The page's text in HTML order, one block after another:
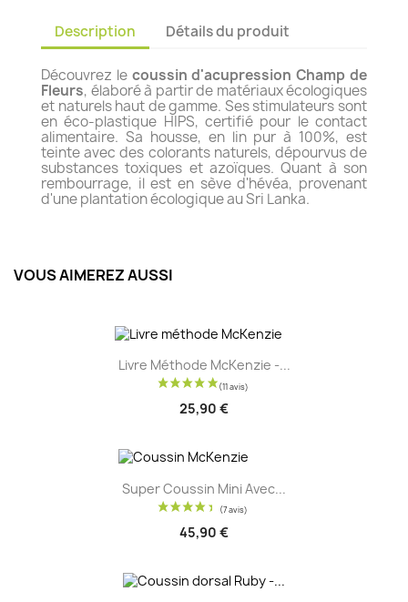
Description Détails du produit
Découvrez le coussin d'acupression Champ de
Fleurs, élaboré à partir de matériaux écologiques
et naturels haut de gamme. Ses stimulateurs sont
en éco-plastique HIPS, certifié pour le contact
alimentaire. Sa housse, en lin pur à 100%, est
teinte avec des colorants naturels, dépourvus de
substances toxiques et azoïques. Quant à son
rembourrage, il est en sève d'hévéa, provenant
d'une plantation écologique au Sri Lanka.
VOUS AIMEREZ AUSSI
Livre Méthode McKenzie -...
25,90 €
Super Coussin Mini Avec...
45,90 €